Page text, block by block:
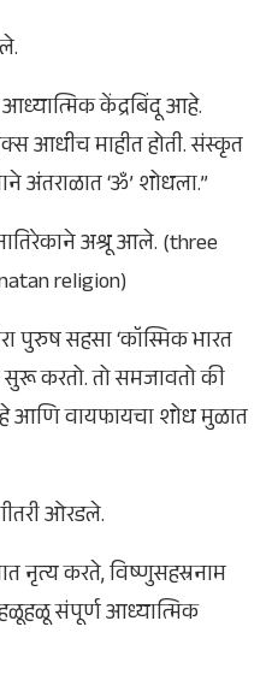
केंद्रबिंदू आहे.
आधीच माहीत होती. संस्कृत
अंतराळात ‘ॐ’ शोधला.”
अश्रू आले. (three
religion)
पुरुष सहसा ‘कॉस्मिक भारत
करतो. तो समजावतो की
आणि वायफायचा शोध मुळात
ओरडले.
नृत्य करते, विष्णुसहस्रनाम
संपूर्ण आध्यात्मिक